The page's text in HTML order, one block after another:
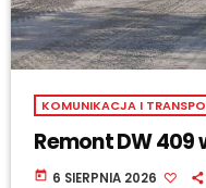
KOMUNIKACJA I
Remont DW 409
today 6 SIERPNIA 2026